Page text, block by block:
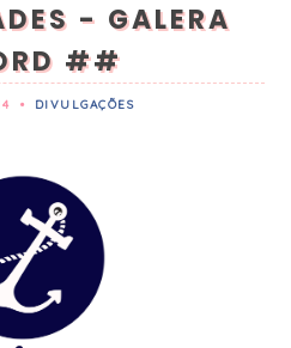
- GALERA
##
• DIVULGAÇÕES